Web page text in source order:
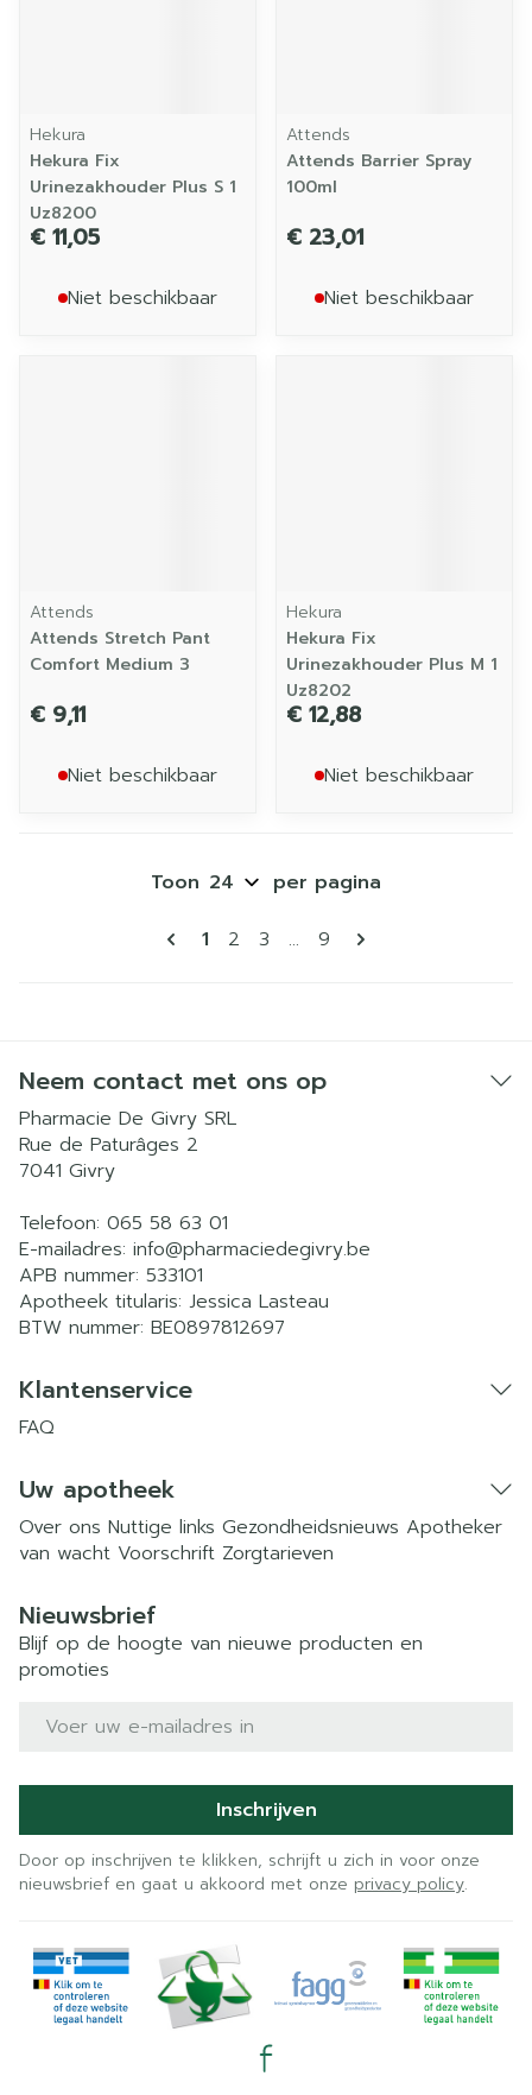
Hekura
Hekura Fix
Urinezakhouder Plus S 1
Uz8200
€ 11,05
Niet beschikbaar
Attends
Attends Barrier Spray
100ml
€ 23,01
Niet beschikbaar
Attends
Attends Stretch Pant
Comfort Medium 3
€ 9,11
Niet beschikbaar
Hekura
Hekura Fix
Urinezakhouder Plus M 1
Uz8202
€ 12,88
Niet beschikbaar
Pagina's
U lees momenteel pagina
1 Pagina
2 Pagina
3 ... Pagina
9
Toon per pagina
Neem contact met ons op
Pharmacie De Givry SRL
Rue de Paturâges 2
7041 Givry
Telefoon: 065 58 63 01
E-mailadres: info@pharmaciedegivry.be
APB nummer: 533101
Apotheek titularis: Jessica Lasteau
BTW nummer: BE0897812697
Klantenservice
FAQ
Uw apotheek
Over ons Nuttige links Gezondheidsnieuws Apotheker
van wacht Voorschrift Zorgtarieven
Nieuwsbrief
Blijf op de hoogte van nieuwe producten en
promoties
E-mail adres
Inschrijven
Door op inschrijven te klikken, schrijft u zich in voor onze
nieuwsbrief en gaat u akkoord met onze privacy policy.